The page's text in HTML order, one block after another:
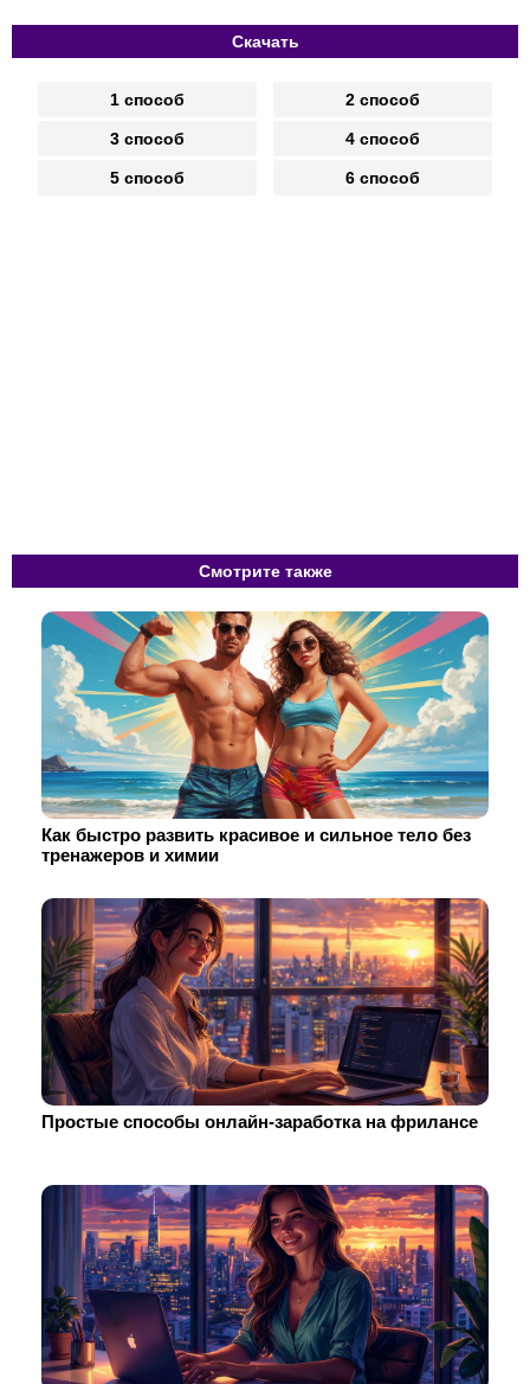
Скачать
1 способ 2 способ
3 способ 4 способ
5 способ 6 способ
Смотрите также
Как быстро развить красивое и сильное тело без
тренажеров и химии
Простые способы онлайн-заработка на фрилансе